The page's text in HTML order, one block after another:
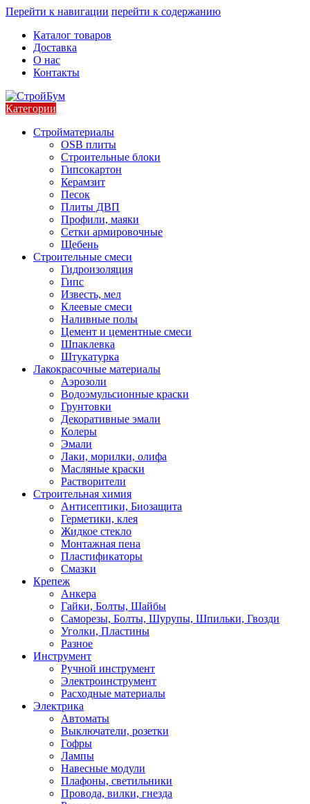
Перейти к навигации перейти к содержанию
Каталог товаров
Доставка
О нас
Контакты
Категории
Стройматериалы
OSB плиты
Строительные блоки
Гипсокартон
Керамзит
Песок
Плиты ДВП
Профили, маяки
Сетки армировочные
Щебень
Строительные смеси
Гидроизоляция
Гипс
Известь, мел
Клеевые смеси
Наливные полы
Цемент и цементные смеси
Шпаклевка
Штукатурка
Лакокрасочные материалы
Аэрозоли
Водоэмульсионные краски
Грунтовки
Декоративные эмали
Колеры
Эмали
Лаки, морилки, олифа
Масляные краски
Растворители
Строительная химия
Антисептики, Биозащита
Герметики, клея
Жидкое стекло
Монтажная пена
Пластификаторы
Смазки
Крепеж
Анкера
Гайки, Болты, Шайбы
Саморезы, Болты, Шурупы, Шпильки, Гвозди
Уголки, Пластины
Разное
Инструмент
Ручной инструмент
Электроинструмент
Расходные материалы
Электрика
Автоматы
Выключатели, розетки
Гофры
Лампы
Навесные модули
Плафоны, светильники
Провода, вилки, гнезда